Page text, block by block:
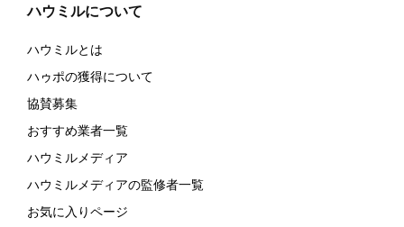
ハウミルについて
ハウミルとは
ハゥポの獲得について
協賛募集
おすすめ業者一覧
ハウミルメディア
ハウミルメディアの監修者一覧
お気に入りページ